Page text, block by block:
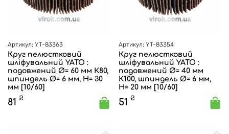
Артикул: YT-83363
Круг пелюстковий
шліфувальний YATO :
подовжений Ø= 60 мм К80,
шпиндель Ø= 6 мм, H= 30
мм [10/60]
81 ₴
Артикул: YT-83354
Круг пелюстковий
шліфувальний YATO :
подовжений Ø= 40 мм
К100, шпиндель Ø= 6 мм,
H= 20 мм [10/60]
51 ₴